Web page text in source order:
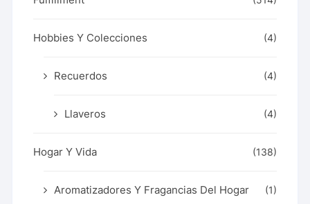
Hobbies Y Colecciones (4)
Recuerdos (4)
Llaveros (4)
Hogar Y Vida (138)
Aromatizadores Y Fragancias Del Hogar (1)